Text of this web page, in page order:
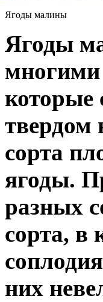
Ягоды малины
Ягоды
многими
которые
твердом
сорта
ягоды.
разных
сорта, в
них